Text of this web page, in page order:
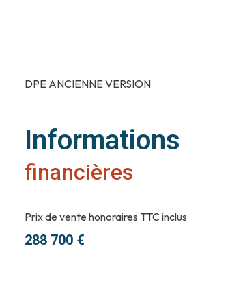
DPE ANCIENNE VERSION
Informations
financières
Prix de vente honoraires TTC inclus
288 700 €